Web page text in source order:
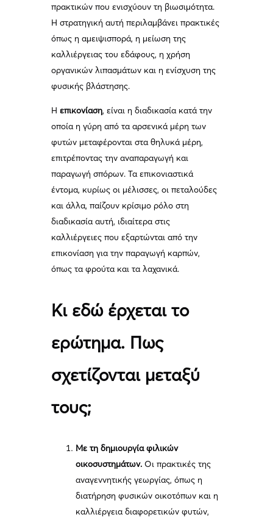
πρακτικών που ενισχύουν τη βιωσιμότητα.
Η στρατηγική αυτή περιλαμβάνει πρακτικές
όπως η αμειψισπορά, η μείωση της
καλλιέργειας του εδάφους, η χρήση
οργανικών λιπασμάτων και η ενίσχυση της
φυσικής βλάστησης.
Ηεπικονίαση, είναι η διαδικασία κατά την
οποία η γύρη από τα αρσενικά μέρη των
φυτών μεταφέρονται στα θηλυκά μέρη,
επιτρέποντας την αναπαραγωγή και
παραγωγή σπόρων. Τα επικονιαστικά
έντομα, κυρίως οι μέλισσες, οι πεταλούδες
και άλλα, παίζουν κρίσιμο ρόλο στη
διαδικασία αυτή, ιδιαίτερα στις
καλλιέργειες που εξαρτώνται από την
επικονίαση για την παραγωγή καρπών,
όπως τα φρούτα και τα λαχανικά.
Κι εδώ έρχεται το
ερώτημα. Πως
σχετίζονται μεταξύ
τους;
Με τη δημιουργία φιλικών
οικοσυστημάτων. Οι πρακτικές της
αναγεννητικής γεωργίας, όπως η
διατήρηση φυσικών οικοτόπων και η
καλλιέργεια διαφορετικών φυτών,